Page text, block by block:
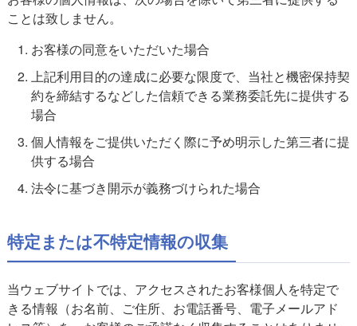
ことは致しません。
お客様の同意をいただいた場合
上記利用目的の達成に必要な限度で、当社と機密保持契
約を締結するなどした信頼できる業務委託先に提供する
場合
個人情報をご提供いただく際に予め明示した第三者に提
供する場合
法令に基づき開示が義務づけられた場合
特定または不特定情報の収集
当ウェブサイトでは、アクセスされたお客様個人を特定で
きる情報（お名前、ご住所、お電話番号、電子メールアド